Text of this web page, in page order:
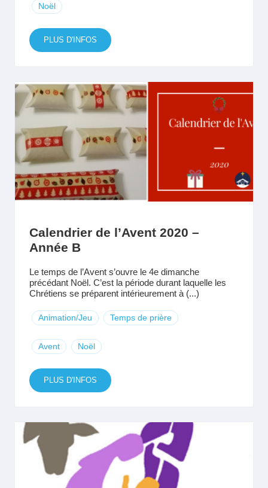
Noël
PLUS D'INFOS
Calendrier de l’Avent 2020 –
Année B
Le temps de l’Avent s’ouvre le 4e dimanche
précédant Noël. C’est la période durant laquelle les
Chrétiens se préparent intérieurement à (...)
Animation/Jeu Temps de prière
Avent Noël
PLUS D'INFOS